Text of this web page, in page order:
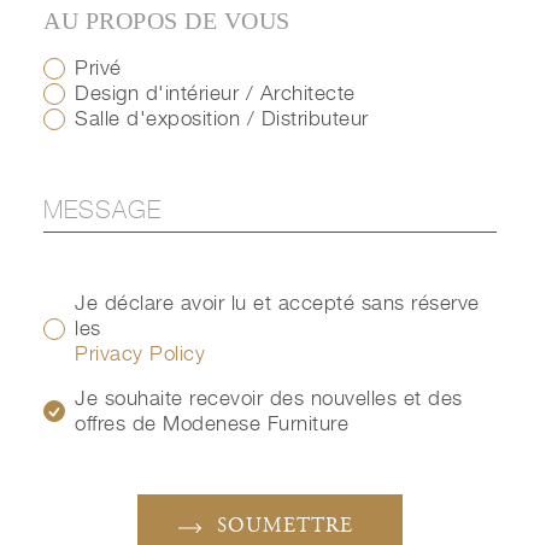
AU PROPOS DE VOUS
Privé
Design d'intérieur / Architecte
Salle d'exposition / Distributeur
Je déclare avoir lu et accepté sans réserve
les
Privacy Policy
Je souhaite recevoir des nouvelles et des
offres de Modenese Furniture
SOUMETTRE